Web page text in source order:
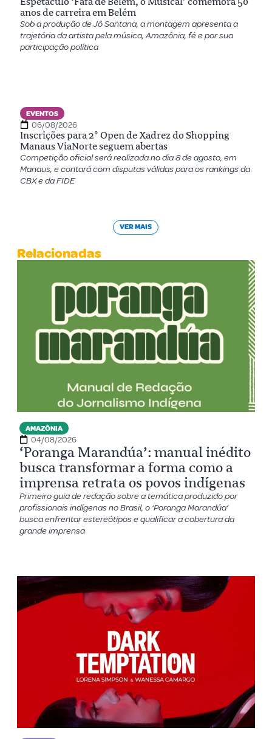
anos de carreira em Belém
Sob a produção de Jô Santana, a montagem apresenta a
trajetória da artista pela música, Amazônia, fé e por sua
participação política
EVENTOS
06/08/2026
Inscrições para 2º Open de Xadrez do Shopping
Manaus ViaNorte seguem abertas
Competição oficial será realizada no dia 8 de agosto, em
Manaus, e contará com disputas válidas para os rankings da
CBX e da FIDE
VER MAIS
Relacionadas
AMAZÔNIA
04/08/2026
‘Poranga Marandúa’: manual inédito
busca transformar a forma como a
imprensa retrata os povos indígenas
Primeiro guia de redação sobre a temática produzido por
profissionais indígenas no Brasil, o ‘Poranga Marandúa’
busca enfrentar estereótipos e qualificar a cobertura da
grande imprensa